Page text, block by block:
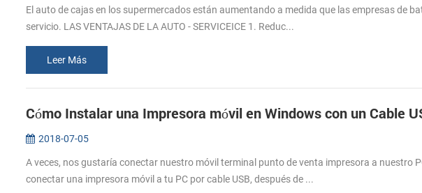
El auto de cajas en los supermercados están aumentando a medida que las empresas de
servicio. LAS VENTAJAS DE LA AUTO - SERVICEICE 1. Reduc...
Leer Más
Cómo Instalar una Impresora móvil en Windows con un Cable
2018-07-05
A veces, nos gustaría conectar nuestro móvil terminal punto de venta impresora a nuestro
conectar una impresora móvil a tu PC por cable USB, después de ...